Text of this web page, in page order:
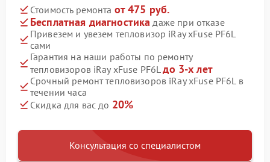
Стоимость ремонта от 475 руб.
Бесплатная диагностика даже при отказе
Привезем и увезем тепловизор iRay xFuse PF6L
сами
Гарантия на наши работы по ремонту
тепловизоров iRay xFuse PF6Lдо 3-х лет
Срочный ремонт тепловизоров iRay xFuse PF6L в
течении часа
Скидка для вас до 20%
Консультация со специалистом